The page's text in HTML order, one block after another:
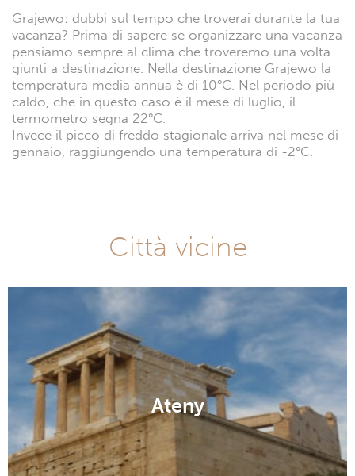
Grajewo: dubbi sul tempo che troverai durante la tua
vacanza? Prima di sapere se organizzare una vacanza
pensiamo sempre al clima che troveremo una volta
giunti a destinazione. Nella destinazione Grajewo la
temperatura media annua è di 10°C. Nel periodo più
caldo, che in questo caso è il mese di luglio, il
termometro segna 22°C.
Invece il picco di freddo stagionale arriva nel mese di
gennaio, raggiungendo una temperatura di -2°C.
Città vicine
Ateny